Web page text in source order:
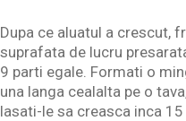
Dupa ce aluatul a crescut,
suprafata de lucru
9 parti egale. Formati o
una langa cealalta pe o
lasati-le sa creasca inca